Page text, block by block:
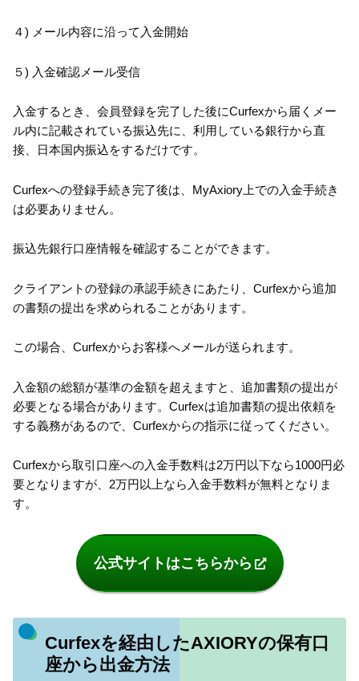
４) メール内容に沿って入金開始
５) 入金確認メール受信
入金するとき、会員登録を完了した後にCurfexから届くメー
ル内に記載されている振込先に、利用している銀行から直
接、日本国内振込をするだけです。
Curfexへの登録手続き完了後は、MyAxiory上での入金手続き
は必要ありません。
振込先銀行口座情報を確認することができます。
クライアントの登録の承認手続きにあたり、Curfexから追加
の書類の提出を求められることがあります。
この場合、Curfexからお客様へメールが送られます。
入金額の総額が基準の金額を超えますと、追加書類の提出が
必要となる場合があります。Curfexは追加書類の提出依頼を
する義務があるので、Curfexからの指示に従ってください。
Curfexから取引口座への入金手数料は2万円以下なら1000円必
要となりますが、2万円以上なら入金手数料が無料となりま
す。
公式サイトはこちらから
Curfexを経由したAXIORYの保有口
座から出金方法